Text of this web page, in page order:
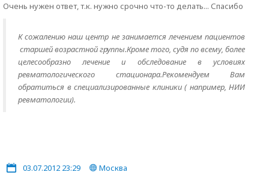
Очень нужен ответ, т.к. нужно срочно что-то делать... Спасибо
К сожалению наш центр не занимается лечением пациентов
старшей возрастной группы.Кроме того, судя по всему, более
целесообразно лечение и обследование в условиях
ревматологического стационара.Рекомендуем Вам
обратиться в специализированные клиники ( например, НИИ
ревматологии).
03.07.2012 23:29
Москва